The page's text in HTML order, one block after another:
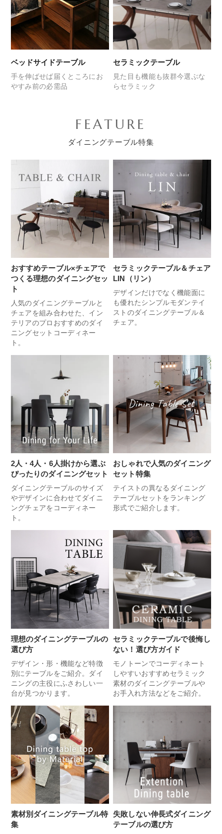
ベッドサイドテーブル
手を伸ばせば届くところに お
やすみ前の必需品
セラミックテーブル
見た目も機能も抜群今選ぶな
らセラミック
FEATURE
ダイニングテーブル特集
おすすめテーブル×チェアで
つくる理想のダイニングセッ
ト
人気のダイニングテーブルと
チェアを組み合わせた、イン
テリアのプロおすすめのダイ
ニングセットコーディネー
ト。
セラミックテーブル＆チェア
LIN（リン）
デザインだけでなく機能面に
も優れたシンプルモダンテイ
ストのダイニングテーブル＆
チェア。
2人・4人・6人掛けから選ぶ
ぴったりのダイニングセット
ダイニングテーブルのサイズ
やデザインに合わせてダイニ
ングチェアをコーディネー
ト。
おしゃれで人気のダイニング
セット特集
テイストの異なるダイニング
テーブルセットをランキング
形式でご紹介します。
理想のダイニングテーブルの
選び方
デザイン・形・機能など特徴
別にテーブルをご紹介。ダイ
ニングの主役にふさわしい一
台が見つかります。
セラミックテーブルで後悔し
ない！選び方ガイド
モノトーンでコーディネート
しやすいおすすめセラミック
素材のダイニングテーブルや
お手入れ方法などをご紹介。
素材別ダイニングテーブル特
集
失敗しない伸長式ダイニング
テーブルの選び方